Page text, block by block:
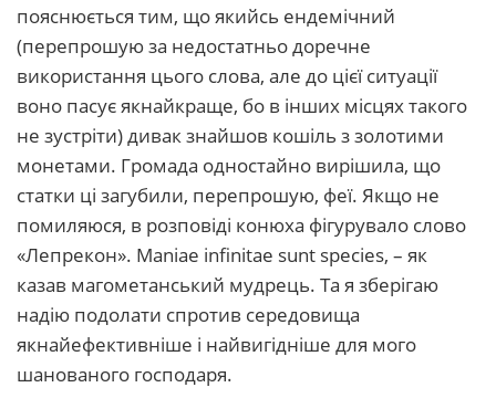
пояснюється тим, що якийсь ендемічний
(перепрошую за недостатньо доречне
використання цього слова, але до цієї ситуації
воно пасує якнайкраще, бо в інших місцях такого
не зустріти) дивак знайшов кошіль з золотими
монетами. Громада одностайно вирішила, що
статки ці загубили, перепрошую, феї. Якщо не
помиляюся, в розповіді конюха фігурувало слово
«Лепрекон». Maniae infinitae sunt species, – як
казав магометанський мудрець. Та я зберігаю
надію подолати спротив середовища
якнайефективніше і найвигідніше для мого
шанованого господаря.